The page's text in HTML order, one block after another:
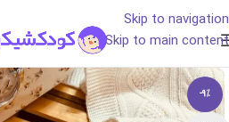
Skip to navigation
Skip to main content
-9%